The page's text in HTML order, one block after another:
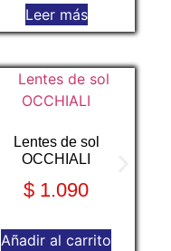
Leer más
Lentes de sol
OCCHIALI
$ 1.090
Añadir al carrito